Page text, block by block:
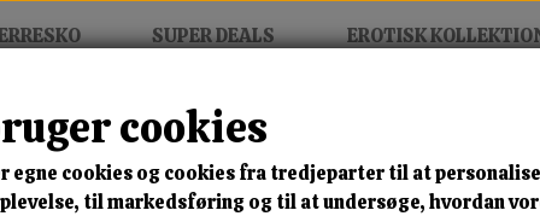
SUPER DEALS EROTISK
Design Lingerie
MIX FRIT • KØB 3 BETAL
cookies
egne cookies og cookies fra tredjeparter til at
til markedsføring og til at undersøge, hvordan